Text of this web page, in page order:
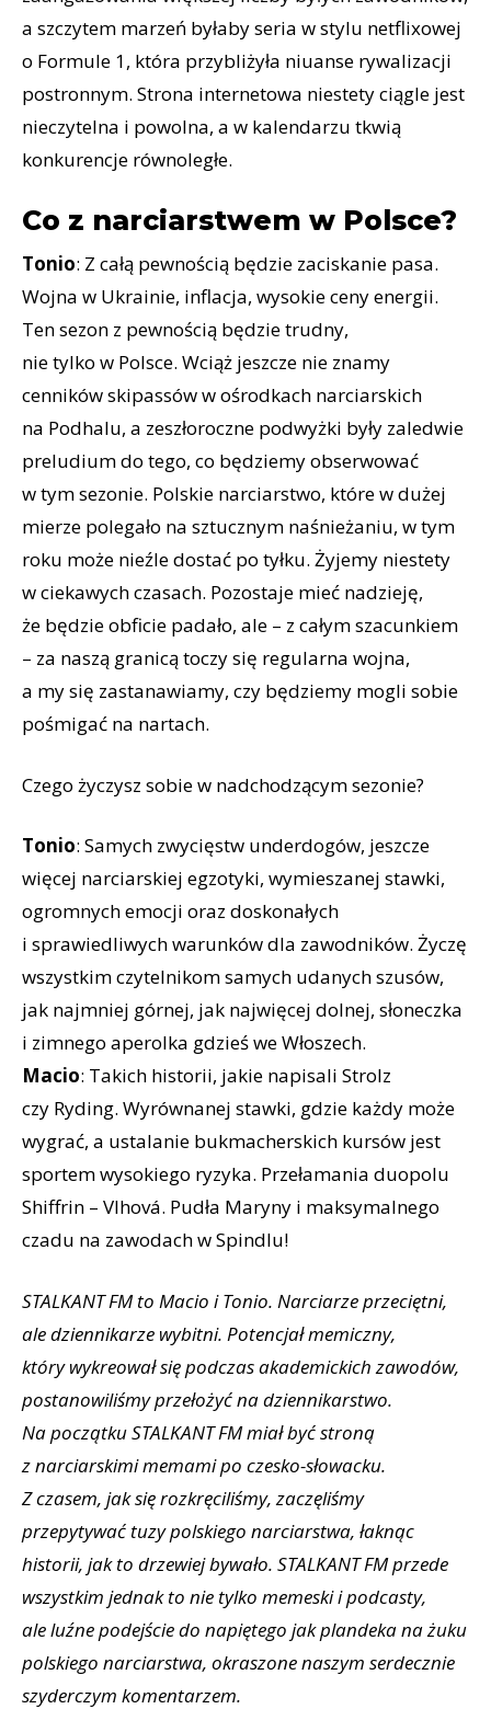
a szczytem marzeń byłaby seria w stylu netflixowej
o Formule 1, która przybliżyła niuanse rywalizacji
postronnym. Strona internetowa niestety ciągle jest
nieczytelna i powolna, a w kalendarzu tkwią
konkurencje równoległe.
Co z narciarstwem w Polsce?
Tonio: Z całą pewnością będzie zaciskanie pasa.
Wojna w Ukrainie, inflacja, wysokie ceny energii.
Ten sezon z pewnością będzie trudny,
nie tylko w Polsce. Wciąż jeszcze nie znamy
cenników skipassów w ośrodkach narciarskich
na Podhalu, a zeszłoroczne podwyżki były zaledwie
preludium do tego, co będziemy obserwować
w tym sezonie. Polskie narciarstwo, które w dużej
mierze polegało na sztucznym naśnieżaniu, w tym
roku może nieźle dostać po tyłku. Żyjemy niestety
w ciekawych czasach. Pozostaje mieć nadzieję,
że będzie obficie padało, ale – z całym szacunkiem
– za naszą granicą toczy się regularna wojna,
a my się zastanawiamy, czy będziemy mogli sobie
pośmigać na nartach.
Czego życzysz sobie w nadchodzącym sezonie?
Tonio: Samych zwycięstw underdogów, jeszcze
więcej narciarskiej egzotyki, wymieszanej stawki,
ogromnych emocji oraz doskonałych
i sprawiedliwych warunków dla zawodników. Życzę
wszystkim czytelnikom samych udanych szusów,
jak najmniej górnej, jak najwięcej dolnej, słoneczka
i zimnego aperolka gdzieś we Włoszech.
Macio: Takich historii, jakie napisali Strolz
czy Ryding. Wyrównanej stawki, gdzie każdy może
wygrać, a ustalanie bukmacherskich kursów jest
sportem wysokiego ryzyka. Przełamania duopolu
Shiffrin – Vlhová. Pudła Maryny i maksymalnego
czadu na zawodach w Spindlu!
STALKANT FM to Macio i Tonio. Narciarze przeciętni,
ale dziennikarze wybitni. Potencjał memiczny,
który wykreował się podczas akademickich zawodów,
postanowiliśmy przełożyć na dziennikarstwo.
Na początku STALKANT FM miał być stroną
z narciarskimi memami po czesko-słowacku.
Z czasem, jak się rozkręciliśmy, zaczęliśmy
przepytywać tuzy polskiego narciarstwa, łaknąc
historii, jak to drzewiej bywało. STALKANT FM przede
wszystkim jednak to nie tylko memeski i podcasty,
ale luźne podejście do napiętego jak plandeka na żuku
polskiego narciarstwa, okraszone naszym serdecznie
szyderczym komentarzem.